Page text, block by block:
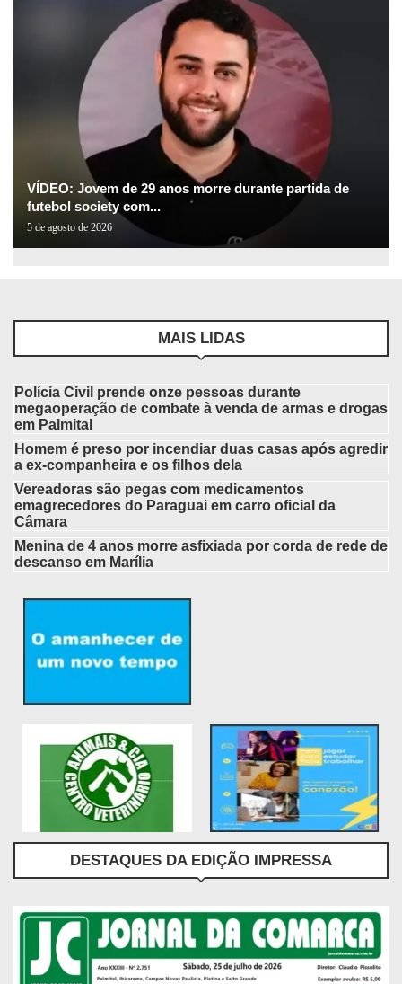
VÍDEO: Jovem de 29 anos morre durante partida de
futebol society com...
5 de agosto de 2026
MAIS LIDAS
Polícia Civil prende onze pessoas durante
megaoperação de combate à venda de armas e drogas
em Palmital
Homem é preso por incendiar duas casas após agredir
a ex-companheira e os filhos dela
Vereadoras são pegas com medicamentos
emagrecedores do Paraguai em carro oficial da
Câmara
Menina de 4 anos morre asfixiada por corda de rede de
descanso em Marília
DESTAQUES DA EDIÇÃO IMPRESSA